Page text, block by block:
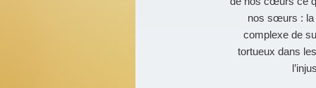
nos sœurs : la
complexe de
tortueux dans